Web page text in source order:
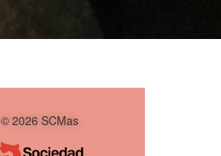
© 2026 SCMas